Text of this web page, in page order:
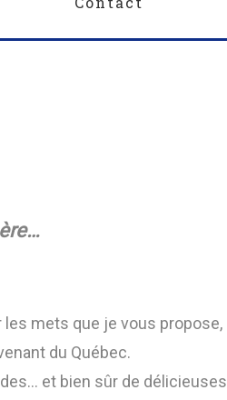
les mets que je vous propose,
du Québec.
et bien sûr de délicieuses